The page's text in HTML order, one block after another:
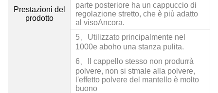
Prestazioni del
prodotto
parte posteriore ha un cappuccio di
regolazione stretto, che è più adatto
al visoAncora.
5、Utilizzato principalmente nel
1000e aboho una stanza pulita.
6、Il cappello stesso non produrrà
polvere, non si stmale alla polvere,
l'effetto polvere del mantello è molto
buono